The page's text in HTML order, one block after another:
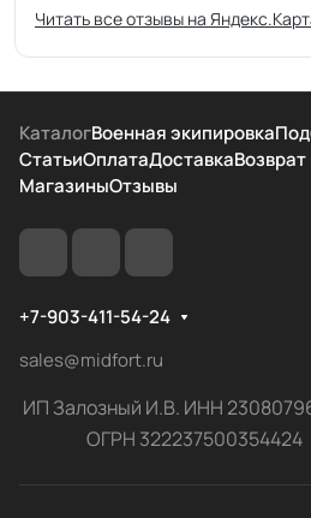
Читать все отзывы на
КаталогВоенная экипировка
СтатьиОплатаДоставка
МагазиныОтзывы
+7-903-411-54-24
sales@midfort.ru
ИП Залозный И.В. ИНН
ОГРН 322237500354424